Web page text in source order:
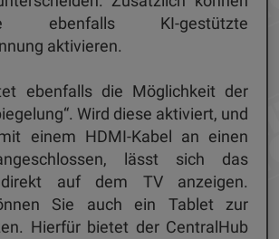
KI-gestützte
aktivieren.
ebenfalls die Möglichkeit der
Wird diese aktiviert, und
einem HDMI-Kabel an einen
lässt sich das
direkt auf dem TV anzeigen.
Sie auch ein Tablet zur
Hierfür bietet der CentralHub